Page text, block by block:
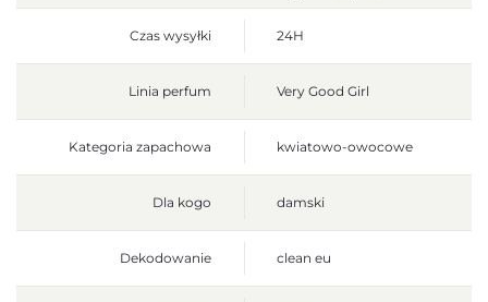
Czas wysyłki 24H
Linia perfum Very Good Girl
Kategoria zapachowa kwiatowo-owocowe
Dla kogo damski
Dekodowanie clean eu